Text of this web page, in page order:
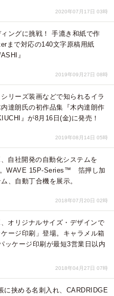
2020年07月17日 03時
ングに挑戦！ 手漉き和紙で作
まで対応の140文字原稿用紙
』
2019年09月27日 08時
シリーズ装画などで知られるイラ
達朗氏の初作品集『木内達朗作
』が8月16日(金)に発売！
2019年08月14日 05時
自社開発の自動化システムを
。WAVE 15P-Series™ 箔押し加
、自動丁合機を展示。
2018年07月20日 02時
オリジナルサイズ・デザインで
ージ印刷」登場。キャラメル箱
ッケージ印刷が最短3営業日以内
2018年04月27日 07時
に挟める名刺入れ、CARDRIDGE